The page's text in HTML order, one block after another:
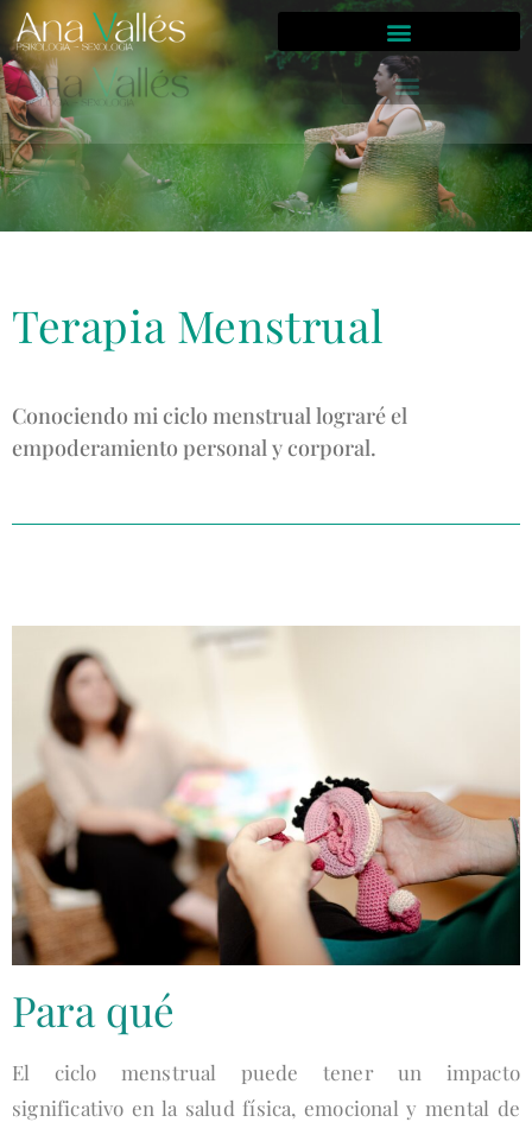
Terapia Menstrual
Conociendo mi ciclo menstrual lograré el
empoderamiento personal y corporal.
Para qué
El ciclo menstrual puede tener un impacto
significativo en la salud física, emocional y mental de